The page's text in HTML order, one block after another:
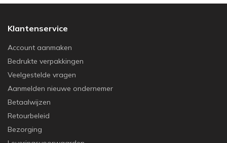
Klantenservice
Account aanmaken
Bedrukte verpakkingen
Veelgestelde vragen
Aanmelden nieuwe ondernemer
Betaalwijzen
Retourbeleid
Bezorging